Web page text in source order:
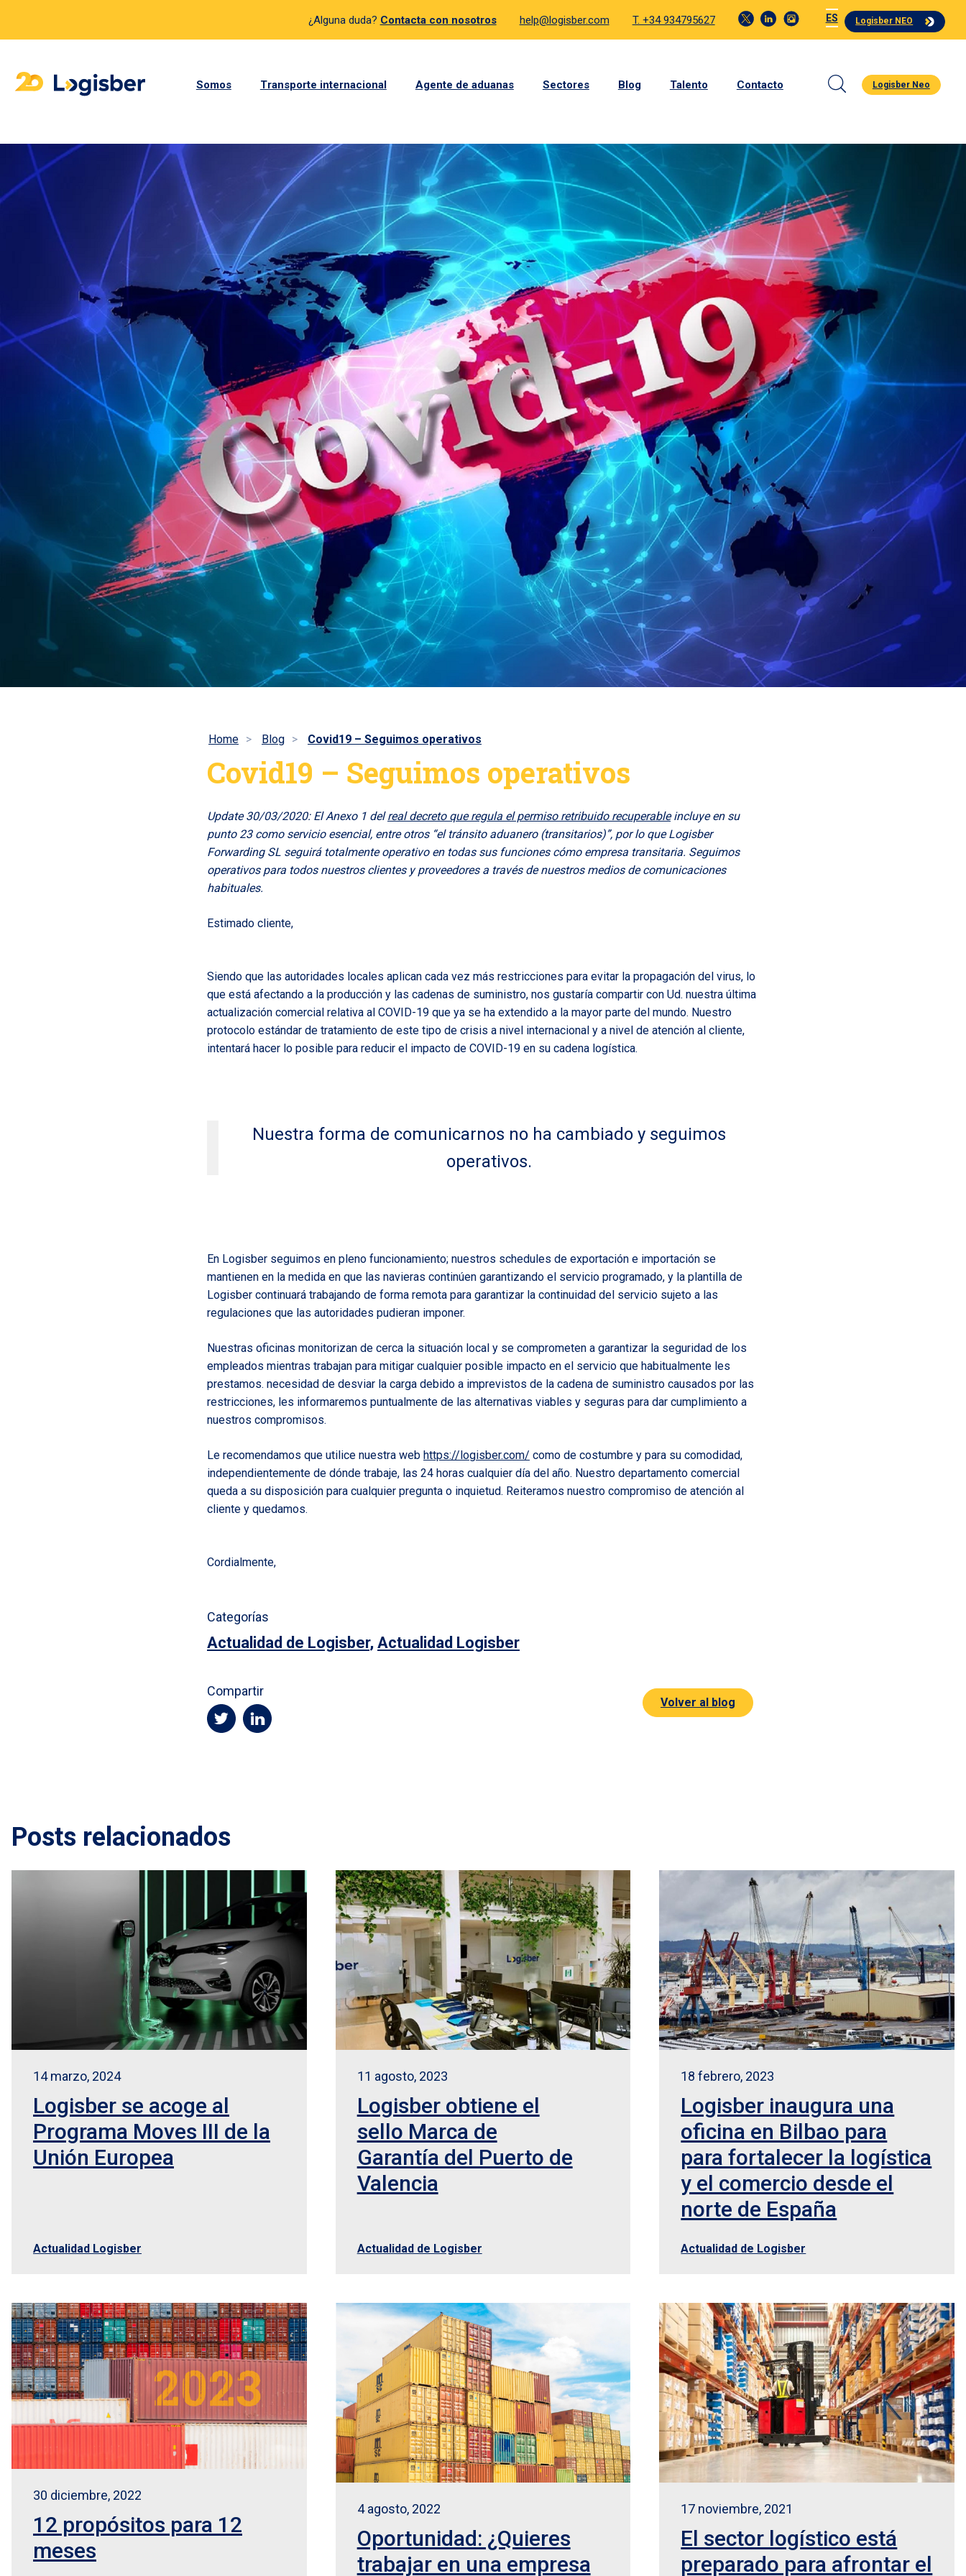
¿Alguna duda? Contacta con nosotros help@logisber.com T. +34 934795627 ES Logisber NEO
Somos Transporte internacional Agente de aduanas Sectores Blog Talento Contacto Logisber Neo
Home Blog Covid19 – Seguimos operativos
Covid19 – Seguimos operativos
Update 30/03/2020: El Anexo 1 delreal decreto que regula el permiso retribuido recuperableincluye en su
punto 23 como servicio esencial, entre otros “el tránsito aduanero (transitarios)”, por lo que Logisber
Forwarding SL seguirá totalmente operativo en todas sus funciones cómo empresa transitaria. Seguimos
operativos para todos nuestros clientes y proveedores a través de nuestros medios de comunicaciones
habituales.
Estimado cliente,
Siendo que las autoridades locales aplican cada vez más restricciones para evitar la propagación del virus, lo
que está afectando a la producción y las cadenas de suministro, nos gustaría compartir con Ud. nuestra última
actualización comercial relativa al COVID-19 que ya se ha extendido a la mayor parte del mundo. Nuestro
protocolo estándar de tratamiento de este tipo de crisis a nivel internacional y a nivel de atención al cliente,
intentará hacer lo posible para reducir el impacto de COVID-19 en su cadena logística.
Nuestra forma de comunicarnos no ha cambiado y seguimos
operativos.
En Logisber seguimos en pleno funcionamiento; nuestros schedules de exportación e importación se
mantienen en la medida en que las navieras continúen garantizando el servicio programado, y la plantilla de
Logisber continuará trabajando de forma remota para garantizar la continuidad del servicio sujeto a las
regulaciones que las autoridades pudieran imponer.
Nuestras oficinas monitorizan de cerca la situación local y se comprometen a garantizar la seguridad de los
empleados mientras trabajan para mitigar cualquier posible impacto en el servicio que habitualmente les
prestamos. necesidad de desviar la carga debido a imprevistos de la cadena de suministro causados por las
restricciones, les informaremos puntualmente de las alternativas viables y seguras para dar cumplimiento a
nuestros compromisos.
Le recomendamos que utilice nuestra web https://logisber.com/ como de costumbre y para su comodidad,
independientemente de dónde trabaje, las 24 horas cualquier día del año. Nuestro departamento comercial
queda a su disposición para cualquier pregunta o inquietud. Reiteramos nuestro compromiso de atención al
cliente y quedamos.
Cordialmente,
Categorías
Actualidad de Logisber, Actualidad Logisber
Compartir
Volver al blog
Posts relacionados
14 marzo, 2024
Logisber se acoge al
Programa Moves III de la
Unión Europea
Actualidad Logisber
11 agosto, 2023
Logisber obtiene el
sello Marca de
Garantía del Puerto de
Valencia
Actualidad de Logisber
18 febrero, 2023
Logisber inaugura una
oficina en Bilbao para
para fortalecer la logística
y el comercio desde el
norte de España
Actualidad de Logisber
30 diciembre, 2022
12 propósitos para 12
meses
4 agosto, 2022
Oportunidad: ¿Quieres
trabajar en una empresa
17 noviembre, 2021
El sector logístico está
preparado para afrontar el